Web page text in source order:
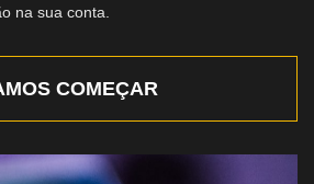
na sua conta.
COMEÇAR